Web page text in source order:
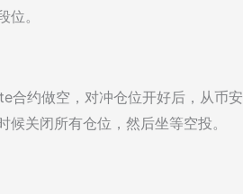
。
合约做空，对冲仓位开好后，从币
候关闭所有仓位，然后坐等空投。